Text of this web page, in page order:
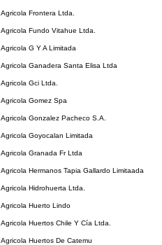
Agricola Frontera Ltda.
Agricola Fundo Vitahue Ltda.
Agricola G Y A Limitada
Agricola Ganadera Santa Elisa Ltda
Agricola Gci Ltda.
Agricola Gomez Spa
Agricola Gonzalez Pacheco S.A.
Agricola Goyocalan Limitada
Agricola Granada Fr Ltda
Agricola Hermanos Tapia Gallardo Limitaada
Agricola Hidrohuerta Ltda.
Agricola Huerto Lindo
Agricola Huertos Chile Y Cía Ltda.
Agricola Huertos De Catemu